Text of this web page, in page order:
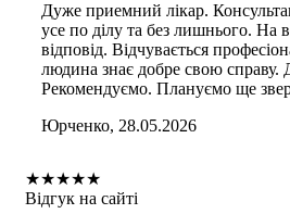
Дуже приемний лікар.
усе по ділу та без лишнього. На
відповід. Відчувається
людина знає добре свою справу.
Рекомендуємо. Плануємо ще
Юрченко, 28.05.2026
★★★★★
Відгук на сайті